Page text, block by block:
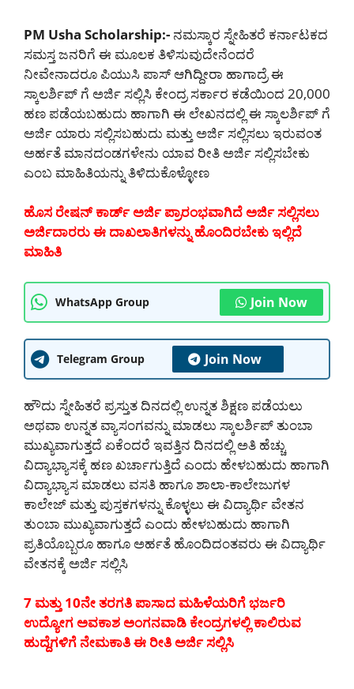
PM Usha Scholarship:- ನಮಸ್ಕಾರ ಸ್ನೇಹಿತರೆ ಕರ್ನಾಟಕದ
ಸಮಸ್ತ ಜನರಿಗೆ ಈ ಮೂಲಕ ತಿಳಿಸುವುದೇನೆಂದರೆ
ನೀವೇನಾದರೂ ಪಿಯುಸಿ ಪಾಸ್ ಆಗಿದ್ದೀರಾ ಹಾಗಾದ್ರೆ ಈ
ಸ್ಕಾಲರ್ಶಿಪ್ ಗೆ ಅರ್ಜಿ ಸಲ್ಲಿಸಿ ಕೇಂದ್ರ ಸರ್ಕಾರ ಕಡೆಯಿಂದ 20,000
ಹಣ ಪಡೆಯಬಹುದು ಹಾಗಾಗಿ ಈ ಲೇಖನದಲ್ಲಿ ಈ ಸ್ಕಾಲರ್ಶಿಪ್ ಗೆ
ಅರ್ಜಿ ಯಾರು ಸಲ್ಲಿಸಬಹುದು ಮತ್ತು ಅರ್ಜಿ ಸಲ್ಲಿಸಲು ಇರುವಂತ
ಅರ್ಹತೆ ಮಾನದಂಡಗಳೇನು ಯಾವ ರೀತಿ ಅರ್ಜಿ ಸಲ್ಲಿಸಬೇಕು
ಎಂಬ ಮಾಹಿತಿಯನ್ನು ತಿಳಿದುಕೊಳ್ಳೋಣ
ಹೊಸ ರೇಷನ್ ಕಾರ್ಡ್ ಅರ್ಜಿ ಪ್ರಾರಂಭವಾಗಿದೆ ಅರ್ಜಿ ಸಲ್ಲಿಸಲು
ಅರ್ಜಿದಾರರು ಈ ದಾಖಲಾತಿಗಳನ್ನು ಹೊಂದಿರಬೇಕು ಇಲ್ಲಿದೆ
ಮಾಹಿತಿ
WhatsApp Group Join Now
Telegram Group Join Now
ಹೌದು ಸ್ನೇಹಿತರೆ ಪ್ರಸ್ತುತ ದಿನದಲ್ಲಿ ಉನ್ನತ ಶಿಕ್ಷಣ ಪಡೆಯಲು
ಅಥವಾ ಉನ್ನತ ವ್ಯಾಸಂಗವನ್ನು ಮಾಡಲು ಸ್ಕಾಲರ್ಶಿಪ್ ತುಂಬಾ
ಮುಖ್ಯವಾಗುತ್ತದೆ ಏಕೆಂದರೆ ಇವತ್ತಿನ ದಿನದಲ್ಲಿ ಅತಿ ಹೆಚ್ಚು
ವಿದ್ಯಾಭ್ಯಾಸಕ್ಕೆ ಹಣ ಖರ್ಚಾಗುತ್ತಿದೆ ಎಂದು ಹೇಳಬಹುದು ಹಾಗಾಗಿ
ವಿದ್ಯಾಭ್ಯಾಸ ಮಾಡಲು ವಸತಿ ಹಾಗೂ ಶಾಲಾ-ಕಾಲೇಜುಗಳ
ಕಾಲೇಜ್ ಮತ್ತು ಪುಸ್ತಕಗಳನ್ನು ಕೊಳ್ಳಲು ಈ ವಿದ್ಯಾರ್ಥಿ ವೇತನ
ತುಂಬಾ ಮುಖ್ಯವಾಗುತ್ತದೆ ಎಂದು ಹೇಳಬಹುದು ಹಾಗಾಗಿ
ಪ್ರತಿಯೊಬ್ಬರೂ ಹಾಗೂ ಅರ್ಹತೆ ಹೊಂದಿದಂತವರು ಈ ವಿದ್ಯಾರ್ಥಿ
ವೇತನಕ್ಕೆ ಅರ್ಜಿ ಸಲ್ಲಿಸಿ
7 ಮತ್ತು 10ನೇ ತರಗತಿ ಪಾಸಾದ ಮಹಿಳೆಯರಿಗೆ ಭರ್ಜರಿ
ಉದ್ಯೋಗ ಅವಕಾಶ ಅಂಗನವಾಡಿ ಕೇಂದ್ರಗಳಲ್ಲಿ ಕಾಲಿರುವ
ಹುದ್ದೆಗಳಿಗೆ ನೇಮಕಾತಿ ಈ ರೀತಿ ಅರ್ಜಿ ಸಲ್ಲಿಸಿ